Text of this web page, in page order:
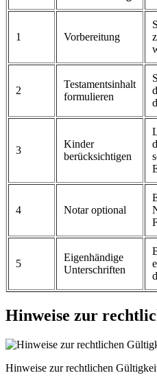
1 Vorbereitung
2
Testamentsinhalt
formulieren
3
Kinder
berücksichtigen
4 Notar optional
5
Eigenhändige
Unterschriften
Hinweise zur
Hinweise zur rechtlichen